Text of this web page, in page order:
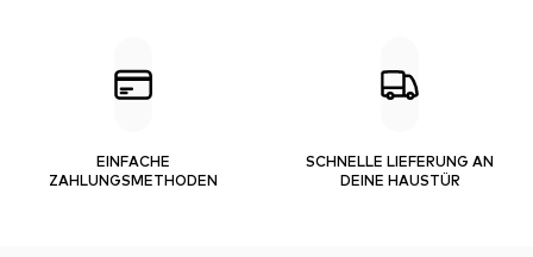
EINFACHE
ZAHLUNGSMETHODEN
SCHNELLE LIEFERUNG AN
DEINE HAUSTÜR